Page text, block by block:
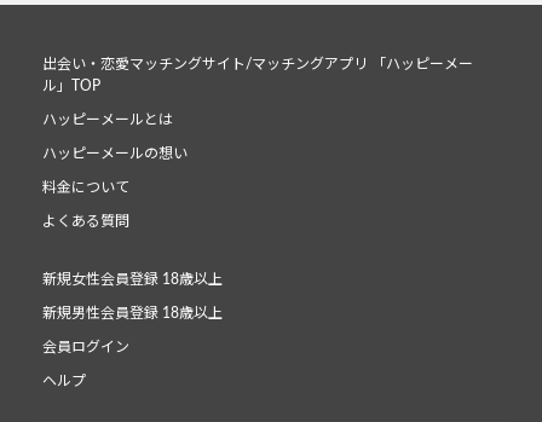
出会い・恋愛マッチングサイト/マッチングアプリ 「ハッピーメー
ル」TOP
ハッピーメールとは
ハッピーメールの想い
料金について
よくある質問
新規女性会員登録 18歳以上
新規男性会員登録 18歳以上
会員ログイン
ヘルプ